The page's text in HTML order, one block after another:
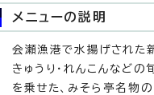
メニューの説明
会瀬漁港で水揚げされた
きゅうり・れんこんなど
を乗せた、みそら亭名物